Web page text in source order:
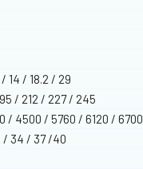
14 / 18.2 / 29
/ 212 / 227 / 245
/ 4500 / 5760 / 6120 / 6700
/ 34 / 37 /40